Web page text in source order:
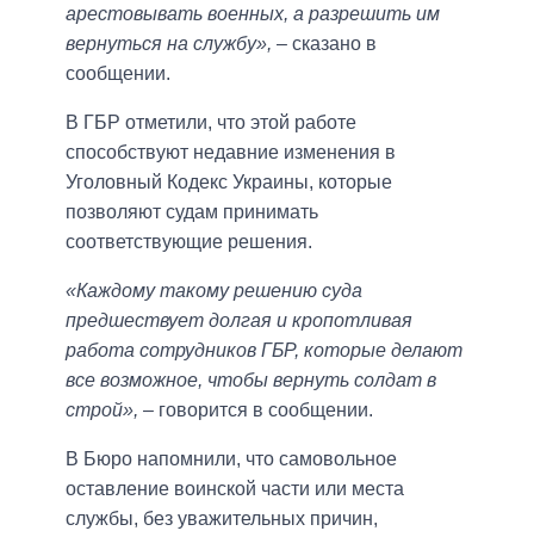
арестовывать военных, а разрешить им
вернуться на службу», – сказано в
сообщении.
В ГБР отметили, что этой работе
способствуют недавние изменения в
Уголовный Кодекс Украины, которые
позволяют судам принимать
соответствующие решения.
«Каждому такому решению суда
предшествует долгая и кропотливая
работа сотрудников ГБР, которые делают
все возможное, чтобы вернуть солдат в
строй», – говорится в сообщении.
В Бюро напомнили, что самовольное
оставление воинской части или места
службы, без уважительных причин,